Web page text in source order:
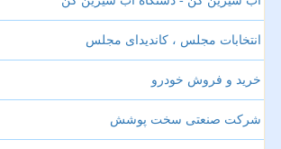
انتخابات مجلس ، کاندیدای مجلس
خرید و فروش خودرو
شرکت صنعتی سخت پوشش